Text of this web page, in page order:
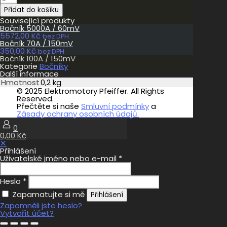
100A
150mV
množství
Přidat do košíku
Související produkty
Bočník 5000A / 60mV
5572,00 Kč bez DPH
Bočník 70A / 150mV
350,00 Kč bez DPH
Bočník 100A / 150mV
Kategorie Bočníky
Další informace
Hmotnost0,2 kg
© 2025 Elektromotory Pfeiffer. All Rights
Reserved.
Přečtěte si naše Smluvní podmínkya
Zásady ochrany osobních údajů.
0
0,00 Kč
✕
Přihlášení
Uživatelské jméno nebo e-mail *
Heslo *
Zapamatujte si mě
Přihlášení
Zapomněli jste heslo?
Vytvořit účet?